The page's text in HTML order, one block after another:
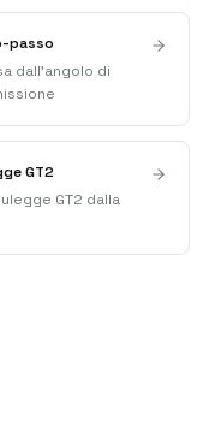
passo
dall'angolo di
GT2
GT2 dalla